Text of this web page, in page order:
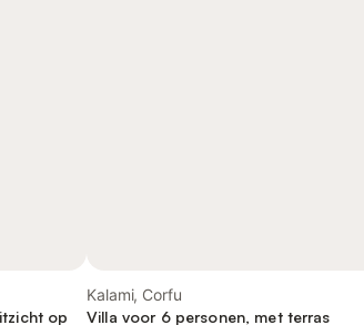
op
Kalami, Corfu
Villa voor 6 personen, met terras